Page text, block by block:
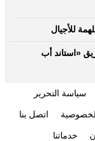
للأجيال
«استاند أب
سياسة التحرير
اتصل بنا
خدماتنا